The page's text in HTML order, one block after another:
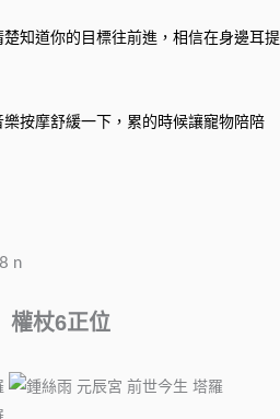
知道你的目標往前進，相信在身邊耳提
按摩舒緩一下，累的時候讓寵物陪陪
權杖6正位